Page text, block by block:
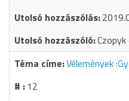
Vélemények
12